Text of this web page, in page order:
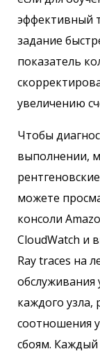
эффективный
задание
показатель
увеличению
Чтобы
выполнении,
можете
консоли
CloudWatch и
Ray traces на
обслуживания
каждого узла,
соотношения
сбоям. Каждый